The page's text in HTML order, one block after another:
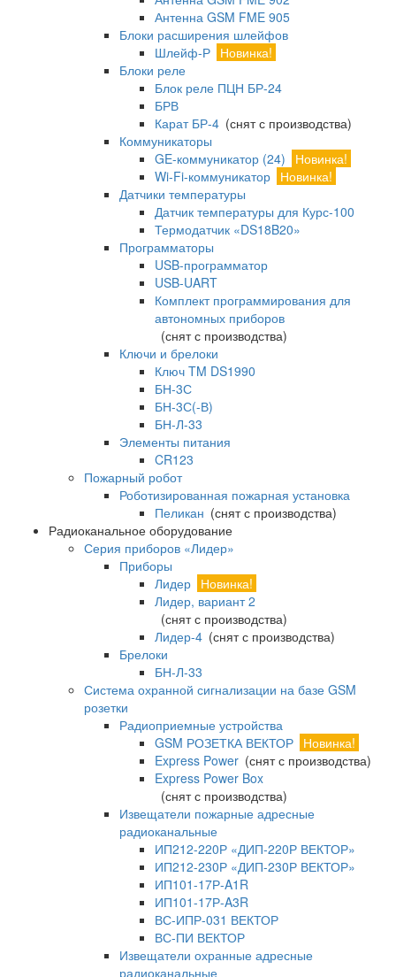
Антенна GSM FME 905
Блоки расширения шлейфов
Шлейф-Р Новинка!
Блоки реле
Блок реле ПЦН БР-24
БРВ
Карат БР-4 (снят с производства)
Коммуникаторы
GE-коммуникатор (24)
Новинка!
Wi-Fi-коммуникатор Новинка!
Датчики температуры
Датчик температуры для Курс-100
Термодатчик «DS18B20»
Программаторы
USB-программатор
USB-UART
Комплект программирования для
автономных приборов
(снят с производства)
Ключи и брелоки
Ключ TM DS1990
БН-3С
БН-3С(-В)
БН-Л-33
Элементы питания
CR123
Пожарный робот
Роботизированная пожарная установка
Пеликан (снят с производства)
Радиоканальное оборудование
Серия приборов «Лидер»
Приборы
Лидер Новинка!
Лидер, вариант 2
(снят с производства)
Лидер-4 (снят с производства)
Брелоки
БН-Л-33
Система охранной сигнализации на базе GSM
розетки
Радиоприемные устройства
GSM РОЗЕТКА ВЕКТОР Новинка!
Express Power (снят с производства)
Express Power Box
(снят с производства)
Извещатели пожарные адресные
радиоканальные
ИП212-220Р «ДИП-220Р ВЕКТОР»
ИП212-230Р «ДИП-230Р ВЕКТОР»
ИП101-17Р-A1R
ИП101-17Р-A3R
ВС-ИПР-031 ВЕКТОР
ВС-ПИ ВЕКТОР
Извещатели охранные адресные
радиоканальные